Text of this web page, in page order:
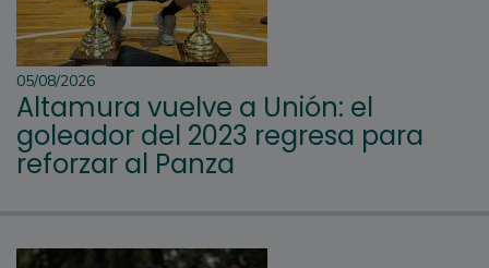
05/08/2026
Altamura vuelve a Unión: el
goleador del 2023 regresa para
reforzar al Panza